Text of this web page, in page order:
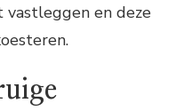
en deze